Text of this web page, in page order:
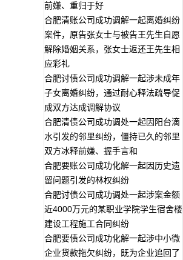
前嫌、重归于好
合肥清账公司成功调解一起离婚纠纷
案件，原告张女士与被告王先生自愿
解除婚姻关系，张女士返还王先生相
应彩礼
合肥讨债公司成功调解一起涉未成年
子女离婚纠纷，通过耐心释法疏导促
成双方达成调解协议
合肥清债公司成功调处一起因阳台滴
水引发的邻里纠纷，僵持已久的邻里
双方冰释前嫌、握手言和
合肥要账公司成功化解一起因历史遗
留问题引发的林权纠纷
合肥讨债公司成功调处一起涉案金额
近4000万元的某职业学院学生宿舍楼
建设工程施工合同纠纷
合肥要债公司成功化解一起涉中小微
企业货款拖欠纠纷，既为企业追回了